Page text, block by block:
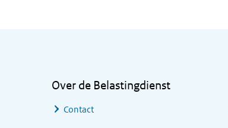
Over de Belastingdienst
Contact